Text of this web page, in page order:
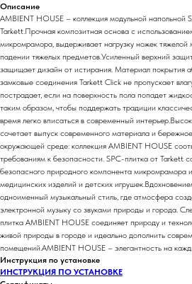
Описание
AMBIENT HOUSE – коллекция модульной напольной
Tarkett.Прочная композитная основа с
микромрамора, выдерживает нагрузку ножек тяжелой
падении тяжелых предметов.Усиленный верхний
защищает дизайн от истирания. Материал покрытия
замковые соединения Tarkett Click не пропускает
пострадает, если на поверхность пола попадет
таким образом, чтобы поддержать традиции
время легко вписаться в современный
сочетает выпуск современного материала и
окружающей среде: коллекция AMBIENT HOUSE
требованиям к безопасности. SPC-плитка от Tarkett
безопасного природного компонента микромрамора
медицинских изделий и детских
одноименный музыкальный стиль, где атмосфера
электронной музыку со звуками природы и города.
плитка AMBIENT HOUSE соединяет природу и
живой природы в городе и идеально дополнить
помещений.AMBIENT HOUSE – элегантность на
Инструкция по установке
ИНСТРУКЦИЯ ПО УСТАНОВКЕ